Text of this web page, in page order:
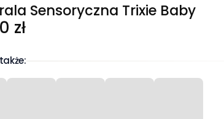
Sensoryczna Trixie Baby
zł